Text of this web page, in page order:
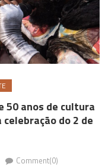
50 anos de cultura
do 2 de
Comment(0)